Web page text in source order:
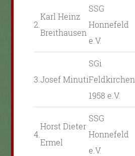
2.
Karl Heinz
Breithausen
SSG
Honnefeld
e.V.
3.Josef Minuti
SGi
Feldkirchen
1958 e.V.
4.
Horst Dieter
Ermel
SSG
Honnefeld
e.V.